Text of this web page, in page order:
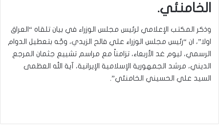
الخامنئي.
وذكر المكتب الإعلامي لرئيس مجلس الوزراء في بيان تلقاه “العراق
اولا”، ان “رئيس مجلس الوزراء علي فالح الزيدي، وجّه بتعطيل الدوام
الرسمي، ليوم غد الأربعاء، تزامناً مع مراسم تشييع جثمان المرجع
الديني، مرشد الجمهورية الإسلامية الإيرانية، آية الله العظمى
السيد علي الحسيني الخامنئي”.